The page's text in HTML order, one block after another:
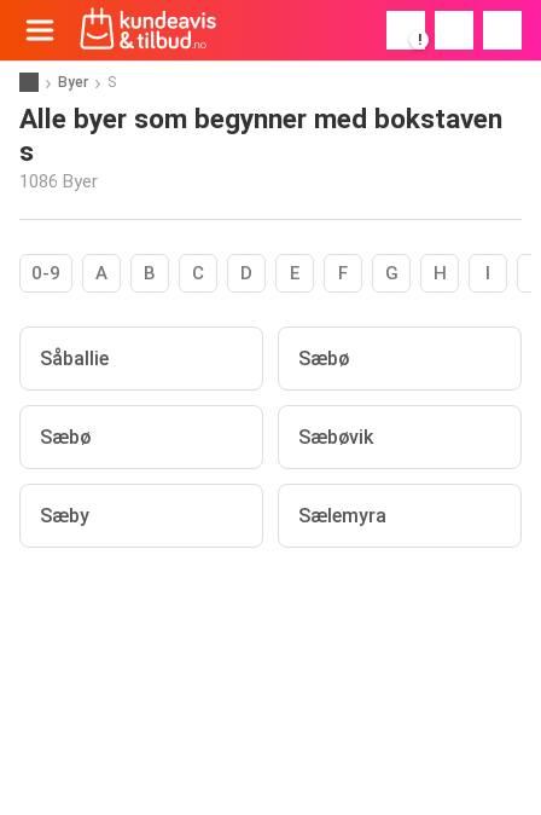
!
Byer S
Alle byer som begynner med bokstaven
s
1086 Byer
0-9 A B C D E F G H I
Såballie Sæbø
Sæbø Sæbøvik
Sæby Sælemyra